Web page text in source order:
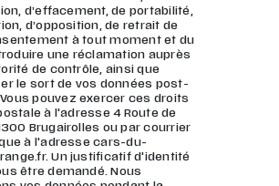
d’effacement, de portabilité,
d’opposition, de retrait de
à tout moment et du
une réclamation auprès
de contrôle, ainsi que
le sort de vos données post-
pouvez exercer ces droits
à l'adresse 4 Route de
Brugairolles ou par courrier
à l'adresse cars-du-
Un justificatif d'identité
être demandé. Nous